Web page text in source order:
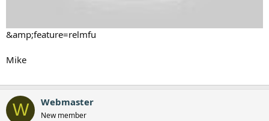
&amp;feature=relmfu
Mike
W Webmaster
New member